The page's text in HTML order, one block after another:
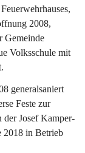
2008,
Gemeinde
Volksschule mit
generalsaniert
Feste zur
Josef Kamper-
2018 in Betrieb